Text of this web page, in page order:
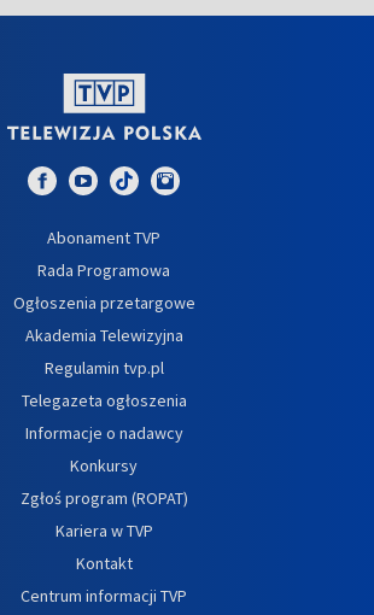
Abonament TVP
Rada Programowa
Ogłoszenia przetargowe
Akademia Telewizyjna
Regulamin tvp.pl
Telegazeta ogłoszenia
Informacje o nadawcy
Konkursy
Zgłoś program (ROPAT)
Kariera w TVP
Kontakt
Centrum informacji TVP